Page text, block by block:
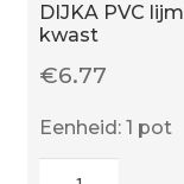
DIJKA PVC
kwast
€6.77
Eenheid: 1 pot